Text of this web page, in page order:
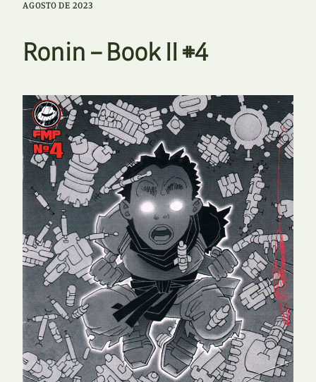
AGOSTO DE 2023
Ronin – Book II #4